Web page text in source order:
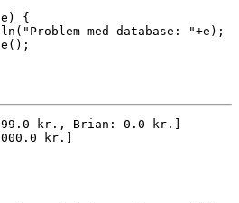
{
med database: "+e);
kr., Brian: 0.0 kr.]
kr.]